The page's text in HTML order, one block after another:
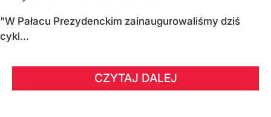
"W Pałacu Prezydenckim zainaugurowaliśmy dziś
cykl...
CZYTAJ DALEJ